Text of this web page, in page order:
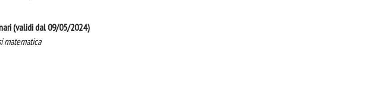
(validi dal 09/05/2024)
matematica